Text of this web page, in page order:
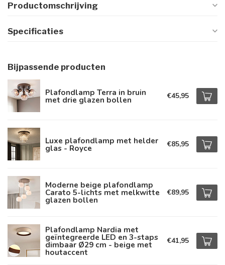
Productomschrijving
Specificaties
Bijpassende producten
Plafondlamp Terra in bruin
met drie glazen bollen €45,95
Luxe plafondlamp met helder
glas - Royce €85,95
Moderne beige plafondlamp
Carato 5-lichts met melkwitte
glazen bollen
€89,95
Plafondlamp Nardia met
geïntegreerde LED en 3-staps
dimbaar Ø29 cm - beige met
houtaccent
€41,95